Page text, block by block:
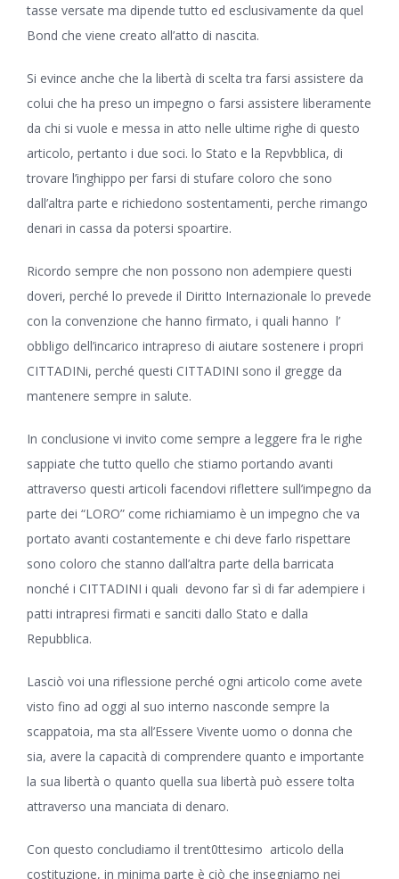
tasse versate ma dipende tutto ed esclusivamente da quel
Bond che viene creato all’atto di nascita.
Si evince anche che la libertà di scelta tra farsi assistere da
colui che ha preso un impegno o farsi assistere liberamente
da chi si vuole e messa in atto nelle ultime righe di questo
articolo, pertanto i due soci. lo Stato e la Repvbblica, di
trovare l’inghippo per farsi di stufare coloro che sono
dall’altra parte e richiedono sostentamenti, perche rimango
denari in cassa da potersi spoartire.
Ricordo sempre che non possono non adempiere questi
doveri, perché lo prevede il Diritto Internazionale lo prevede
con la convenzione che hanno firmato, i quali hanno l’
obbligo dell’incarico intrapreso di aiutare sostenere i propri
CITTADINi, perché questi CITTADINI sono il gregge da
mantenere sempre in salute.
In conclusione vi invito come sempre a leggere fra le righe
sappiate che tutto quello che stiamo portando avanti
attraverso questi articoli facendovi riflettere sull’impegno da
parte dei “LORO” come richiamiamo è un impegno che va
portato avanti costantemente e chi deve farlo rispettare
sono coloro che stanno dall’altra parte della barricata
nonché i CITTADINI i quali devono far sì di far adempiere i
patti intrapresi firmati e sanciti dallo Stato e dalla
Repubblica.
Lasciò voi una riflessione perché ogni articolo come avete
visto fino ad oggi al suo interno nasconde sempre la
scappatoia, ma sta all’Essere Vivente uomo o donna che
sia, avere la capacità di comprendere quanto e importante
la sua libertà o quanto quella sua libertà può essere tolta
attraverso una manciata di denaro.
Con questo concludiamo il trent0ttesimo articolo della
costituzione, in minima parte è ciò che insegniamo nei